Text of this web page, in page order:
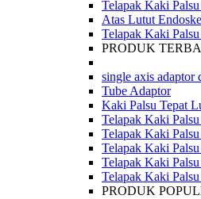
Telapak Kaki
Atas Lutut
Telapak Kaki
PRODUK
single axis adaptor
Tube Adaptor
Kaki Palsu Tepat
Telapak Kaki
Telapak Kaki
Telapak Kaki
Telapak Kaki
Telapak Kaki
PRODUK